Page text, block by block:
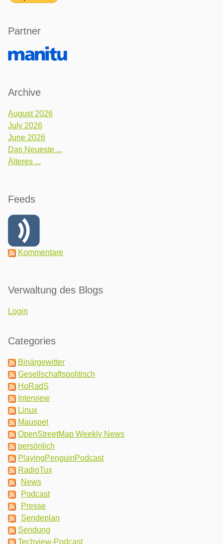
Partner
Archive
August 2026
July 2026
June 2026
Das Neueste ...
Älteres ...
Feeds
Kommentare
Verwaltung des Blogs
Login
Categories
Binärgewitter
Gesellschaftspolitisch
HoRadS
Interview
Linux
Mauspet
OpenStreetMap Weekly News
persönlich
PlayingPenguinPodcast
RadioTux
News
Podcast
Presse
Sendeplan
Sendung
Techview-Podcast